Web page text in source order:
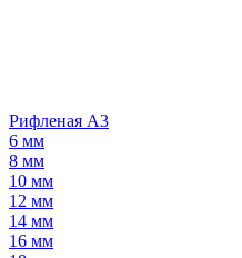
Рифленая А3
6 мм
8 мм
10 мм
12 мм
14 мм
16 мм